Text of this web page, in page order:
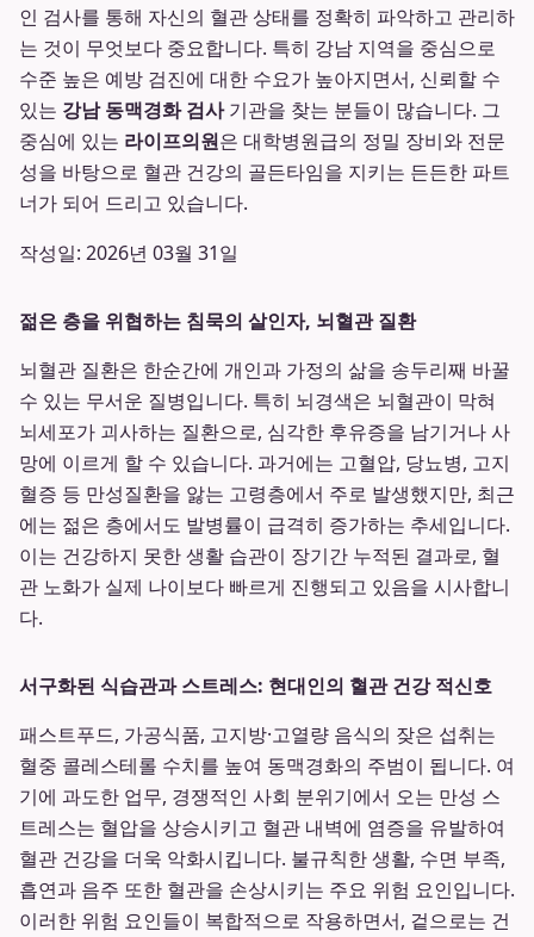
인 검사를 통해 자신의 혈관 상태를 정확히 파악하고 관리하
는 것이 무엇보다 중요합니다. 특히 강남 지역을 중심으로
수준 높은 예방 검진에 대한 수요가 높아지면서, 신뢰할 수
있는 강남 동맥경화 검사기관을 찾는 분들이 많습니다. 그
중심에 있는 라이프의원은 대학병원급의 정밀 장비와 전문
성을 바탕으로 혈관 건강의 골든타임을 지키는 든든한 파트
너가 되어 드리고 있습니다.
작성일: 2026년 03월 31일
젊은 층을 위협하는 침묵의 살인자, 뇌혈관 질환
뇌혈관 질환은 한순간에 개인과 가정의 삶을 송두리째 바꿀
수 있는 무서운 질병입니다. 특히 뇌경색은 뇌혈관이 막혀
뇌세포가 괴사하는 질환으로, 심각한 후유증을 남기거나 사
망에 이르게 할 수 있습니다. 과거에는 고혈압, 당뇨병, 고지
혈증 등 만성질환을 앓는 고령층에서 주로 발생했지만, 최근
에는 젊은 층에서도 발병률이 급격히 증가하는 추세입니다.
이는 건강하지 못한 생활 습관이 장기간 누적된 결과로, 혈
관 노화가 실제 나이보다 빠르게 진행되고 있음을 시사합니
다.
서구화된 식습관과 스트레스: 현대인의 혈관 건강 적신호
패스트푸드, 가공식품, 고지방·고열량 음식의 잦은 섭취는
혈중 콜레스테롤 수치를 높여 동맥경화의 주범이 됩니다. 여
기에 과도한 업무, 경쟁적인 사회 분위기에서 오는 만성 스
트레스는 혈압을 상승시키고 혈관 내벽에 염증을 유발하여
혈관 건강을 더욱 악화시킵니다. 불규칙한 생활, 수면 부족,
흡연과 음주 또한 혈관을 손상시키는 주요 위험 요인입니다.
이러한 위험 요인들이 복합적으로 작용하면서, 겉으로는 건